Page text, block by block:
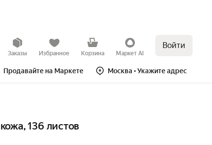
Заказы Избранное Корзина Маркет AI
Войти
Продавайте на Маркете Москва • Укажите адрес
136 листов